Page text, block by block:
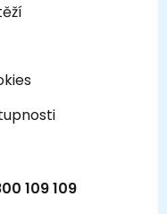
109 109